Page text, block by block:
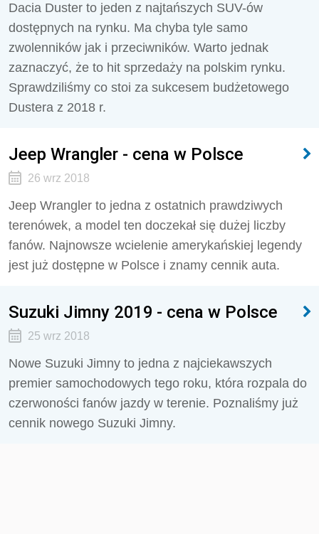
Dacia Duster to jeden z najtańszych SUV-ów
dostępnych na rynku. Ma chyba tyle samo
zwolenników jak i przeciwników. Warto jednak
zaznaczyć, że to hit sprzedaży na polskim rynku.
Sprawdziliśmy co stoi za sukcesem budżetowego
Dustera z 2018 r.
Jeep Wrangler - cena w Polsce
26 wrz 2018
Jeep Wrangler to jedna z ostatnich prawdziwych
terenówek, a model ten doczekał się dużej liczby
fanów. Najnowsze wcielenie amerykańskiej legendy
jest już dostępne w Polsce i znamy cennik auta.
Suzuki Jimny 2019 - cena w Polsce
25 wrz 2018
Nowe Suzuki Jimny to jedna z najciekawszych
premier samochodowych tego roku, która rozpala do
czerwoności fanów jazdy w terenie. Poznaliśmy już
cennik nowego Suzuki Jimny.